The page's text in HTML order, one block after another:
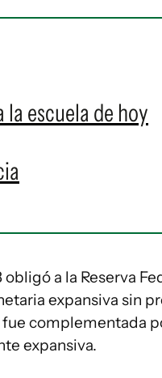
escuela de hoy
a la Reserva
expansiva sin
complementada
expansiva.